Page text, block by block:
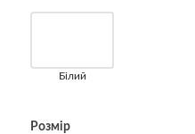
Білий
Розмір